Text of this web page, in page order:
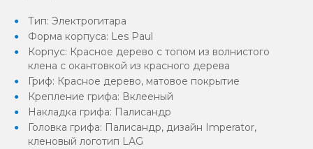
Тип: Электрогитара
Форма корпуса: Les Paul
Корпус: Красное дерево с топом из волнистого
клена с окантовкой из красного дерева
Гриф: Красное дерево, матовое покрытие
Крепление грифа: Вклееный
Накладка грифа: Палисандр
Головка грифа: Палисандр, дизайн Imperator,
кленовый логотип LAG